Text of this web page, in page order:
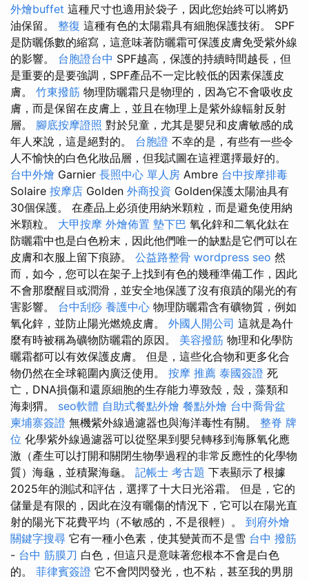
外燴buffet 這種尺寸也適用於袋子，因此您始終可以將奶
油保留。 整復 這種有色的太陽霜具有細胞保護技術。 SPF
是防曬係數的縮寫，這意味著防曬霜可保護皮膚免受紫外線
的影響。 台胞證台中 SPF越高，保護的持續時間越長，但
是重要的是要強調，SPF產品不一定比較低的因素保護皮
膚。 竹東撥筋 物理防曬霜只是物理的，因為它不會吸收皮
膚，而是保留在皮膚上，並且在物理上是紫外線輻射反射
層。 腳底按摩證照 對於兒童，尤其是嬰兒和皮膚敏感的成
年人來說，這是絕對的。 台胞證 不幸的是，有些有一些令
人不愉快的白色化妝品層，但我試圖在這裡選擇最好的。
台中外燴 Garnier 長照中心 單人房 Ambre 台中按摩排毒
Solaire 按摩店 Golden 外商投資 Golden保護太陽油具有
30個保護。 在產品上必須使用納米顆粒，而是避免使用納
米顆粒。 大甲按摩 外燴佈置 墊下巴 氧化鋅和二氧化鈦在
防曬霜中也是白色粉末，因此他們唯一的缺點是它們可以在
皮膚和衣服上留下痕跡。 公益路整骨 wordpress seo 然
而，如今，您可以在架子上找到有色的幾種準備工作，因此
不會那麼醒目或潤滑，並安全地保護了沒有痕蹟的陽光的有
害影響。 台中刮痧 養護中心 物理防曬霜含有礦物質，例如
氧化鋅，並防止陽光燃燒皮膚。 外國人開公司 這就是為什
麼有時被稱為礦物防曬霜的原因。 美容撥筋 物理和化學防
曬霜都可以有效保護皮膚。 但是，這些化合物和更多化合
物仍然在全球範圍內廣泛使用。 按摩 推薦 泰國簽證 死
亡，DNA損傷和還原細胞的生存能力導致殼，殼，藻類和
海刺猬。 seo軟體 自助式餐點外燴 餐點外燴 台中喬骨盆
柬埔寨簽證 無機紫外線過濾器也與海洋毒性有關。 整脊 牌
位 化學紫外線過濾器可以從堅果到嬰兒轉移到海豚氧化應
激（產生可以打開和關閉生物學過程的非常反應性的化學物
質）海龜，並積聚海龜。 記帳士 考古題 下表顯示了根據
2025年的測試和評估，選擇了十大日光浴霜。 但是，它的
儲量是有限的，因此在沒有曬傷的情況下，它可以在陽光直
射的陽光下花費平均（不敏感的，不是很輕）。 到府外燴
關鍵字搜尋 它有一種小色素，使其變黃而不是雪 台中 撥筋
- 台中 筋膜刀 白色，但這只是意味著您根本不會是白色
的。 菲律賓簽證 它不會閃閃發光，也不粘，甚至我的男朋